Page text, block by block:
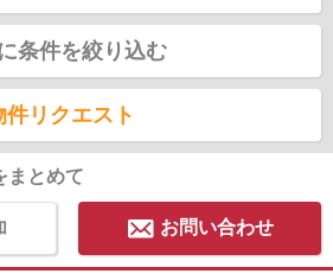
条件を絞り込む
件リクエスト
まとめて
お問い合わせ